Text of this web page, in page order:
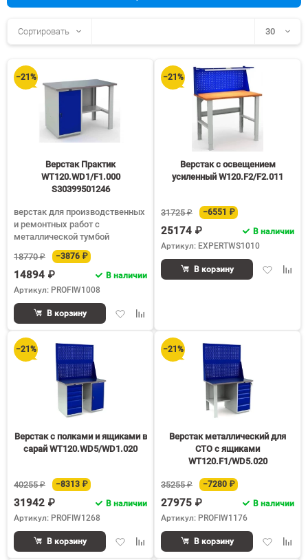
Сортировать 30
30
60
90
−21%
Верстак Практик
WT120.WD1/F1.000
S30399501246
верстак для производственных
и ремонтных работ с
металлической тумбой
18770 ₽
−3876 ₽
14894 ₽
В наличии
Артикул: PROFIW1008
ДобавитьДобавить
сравнению
В корзину
−21%
Верстак с освещением
усиленный W120.F2/F2.011
31725 ₽ −6551 ₽
25174 ₽
В наличии
Артикул: EXPERTWS1010
Добавить
В корзину
−21%
Верстак с полками и ящиками в
сарай WT120.WD5/WD1.020
40255 ₽ −8313 ₽
31942 ₽
В наличии
Артикул: PROFIW1268
ДобавитьДобавить
В корзину
−21%
Верстак металлический для
СТО с ящиками
WT120.F1/WD5.020
35255 ₽ −7280 ₽
27975 ₽
В наличии
Артикул: PROFIW1176
Добавить
В корзину